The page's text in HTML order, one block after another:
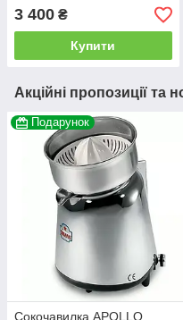
3 400 ₴
Купити
Акційні пропозиції та
Подарунок
Сокочавилка APOLLO